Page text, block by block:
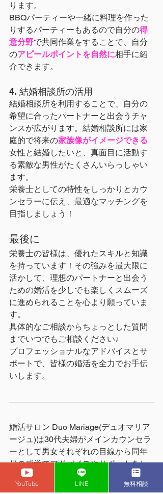
ります。
BBQパーティーや一緒に料理を作った
りするパーティーもあるので自分の得
意分野で共同作業をすることで、自分
のアピールポイントを自然に相手に紹
介できます。
4. 結婚相談所の活用
結婚相談所を利用することで、自分の
希望に合ったパートナーと出会うチャ
ンスが広がります。結婚相談所には家
庭的で将来の家族像がイメージできる
女性と結婚したいと、真面目に活動す
る素敵な男性がたくさんいらっしゃい
ます。
栄養士としての特性をしっかりとカウ
ンセラーに伝え、最適なマッチングを
目指しましょう！
最後に
栄養士の皆様は、優れたスキルと知識
を持っています！その強みを最大限に
活かして、理想のパートナーと出会う
ための婚活を少しでも楽しくスムーズ
に進められることを心より願っていま
す。
具体的なご相談からちょっとした質問
までいつでもご相談ください♩
プロフェッショナルなアドバイスとサ
ポートで、皆様の婚活を全力でお手伝
いします。
婚活サロン Duo Mariage(デュオマリア
ージュ)は30代夫婦がメインカウンセラ
ーとして男女それぞれの目線から同年
代の感覚でアドバイスやサポートをし
ている結婚相談所です(^^)/
どんなお悩みでもご相談受け付けてお
YouTube LINE 無料相談